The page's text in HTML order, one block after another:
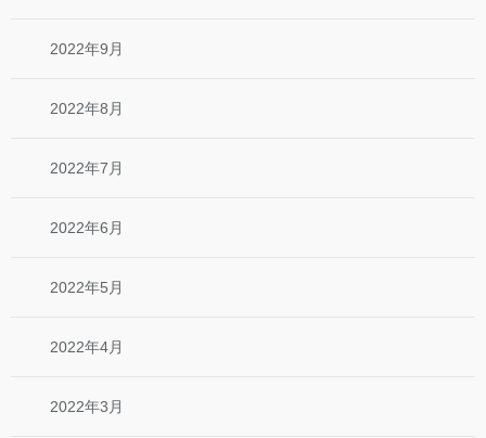
2022年9月
2022年8月
2022年7月
2022年6月
2022年5月
2022年4月
2022年3月